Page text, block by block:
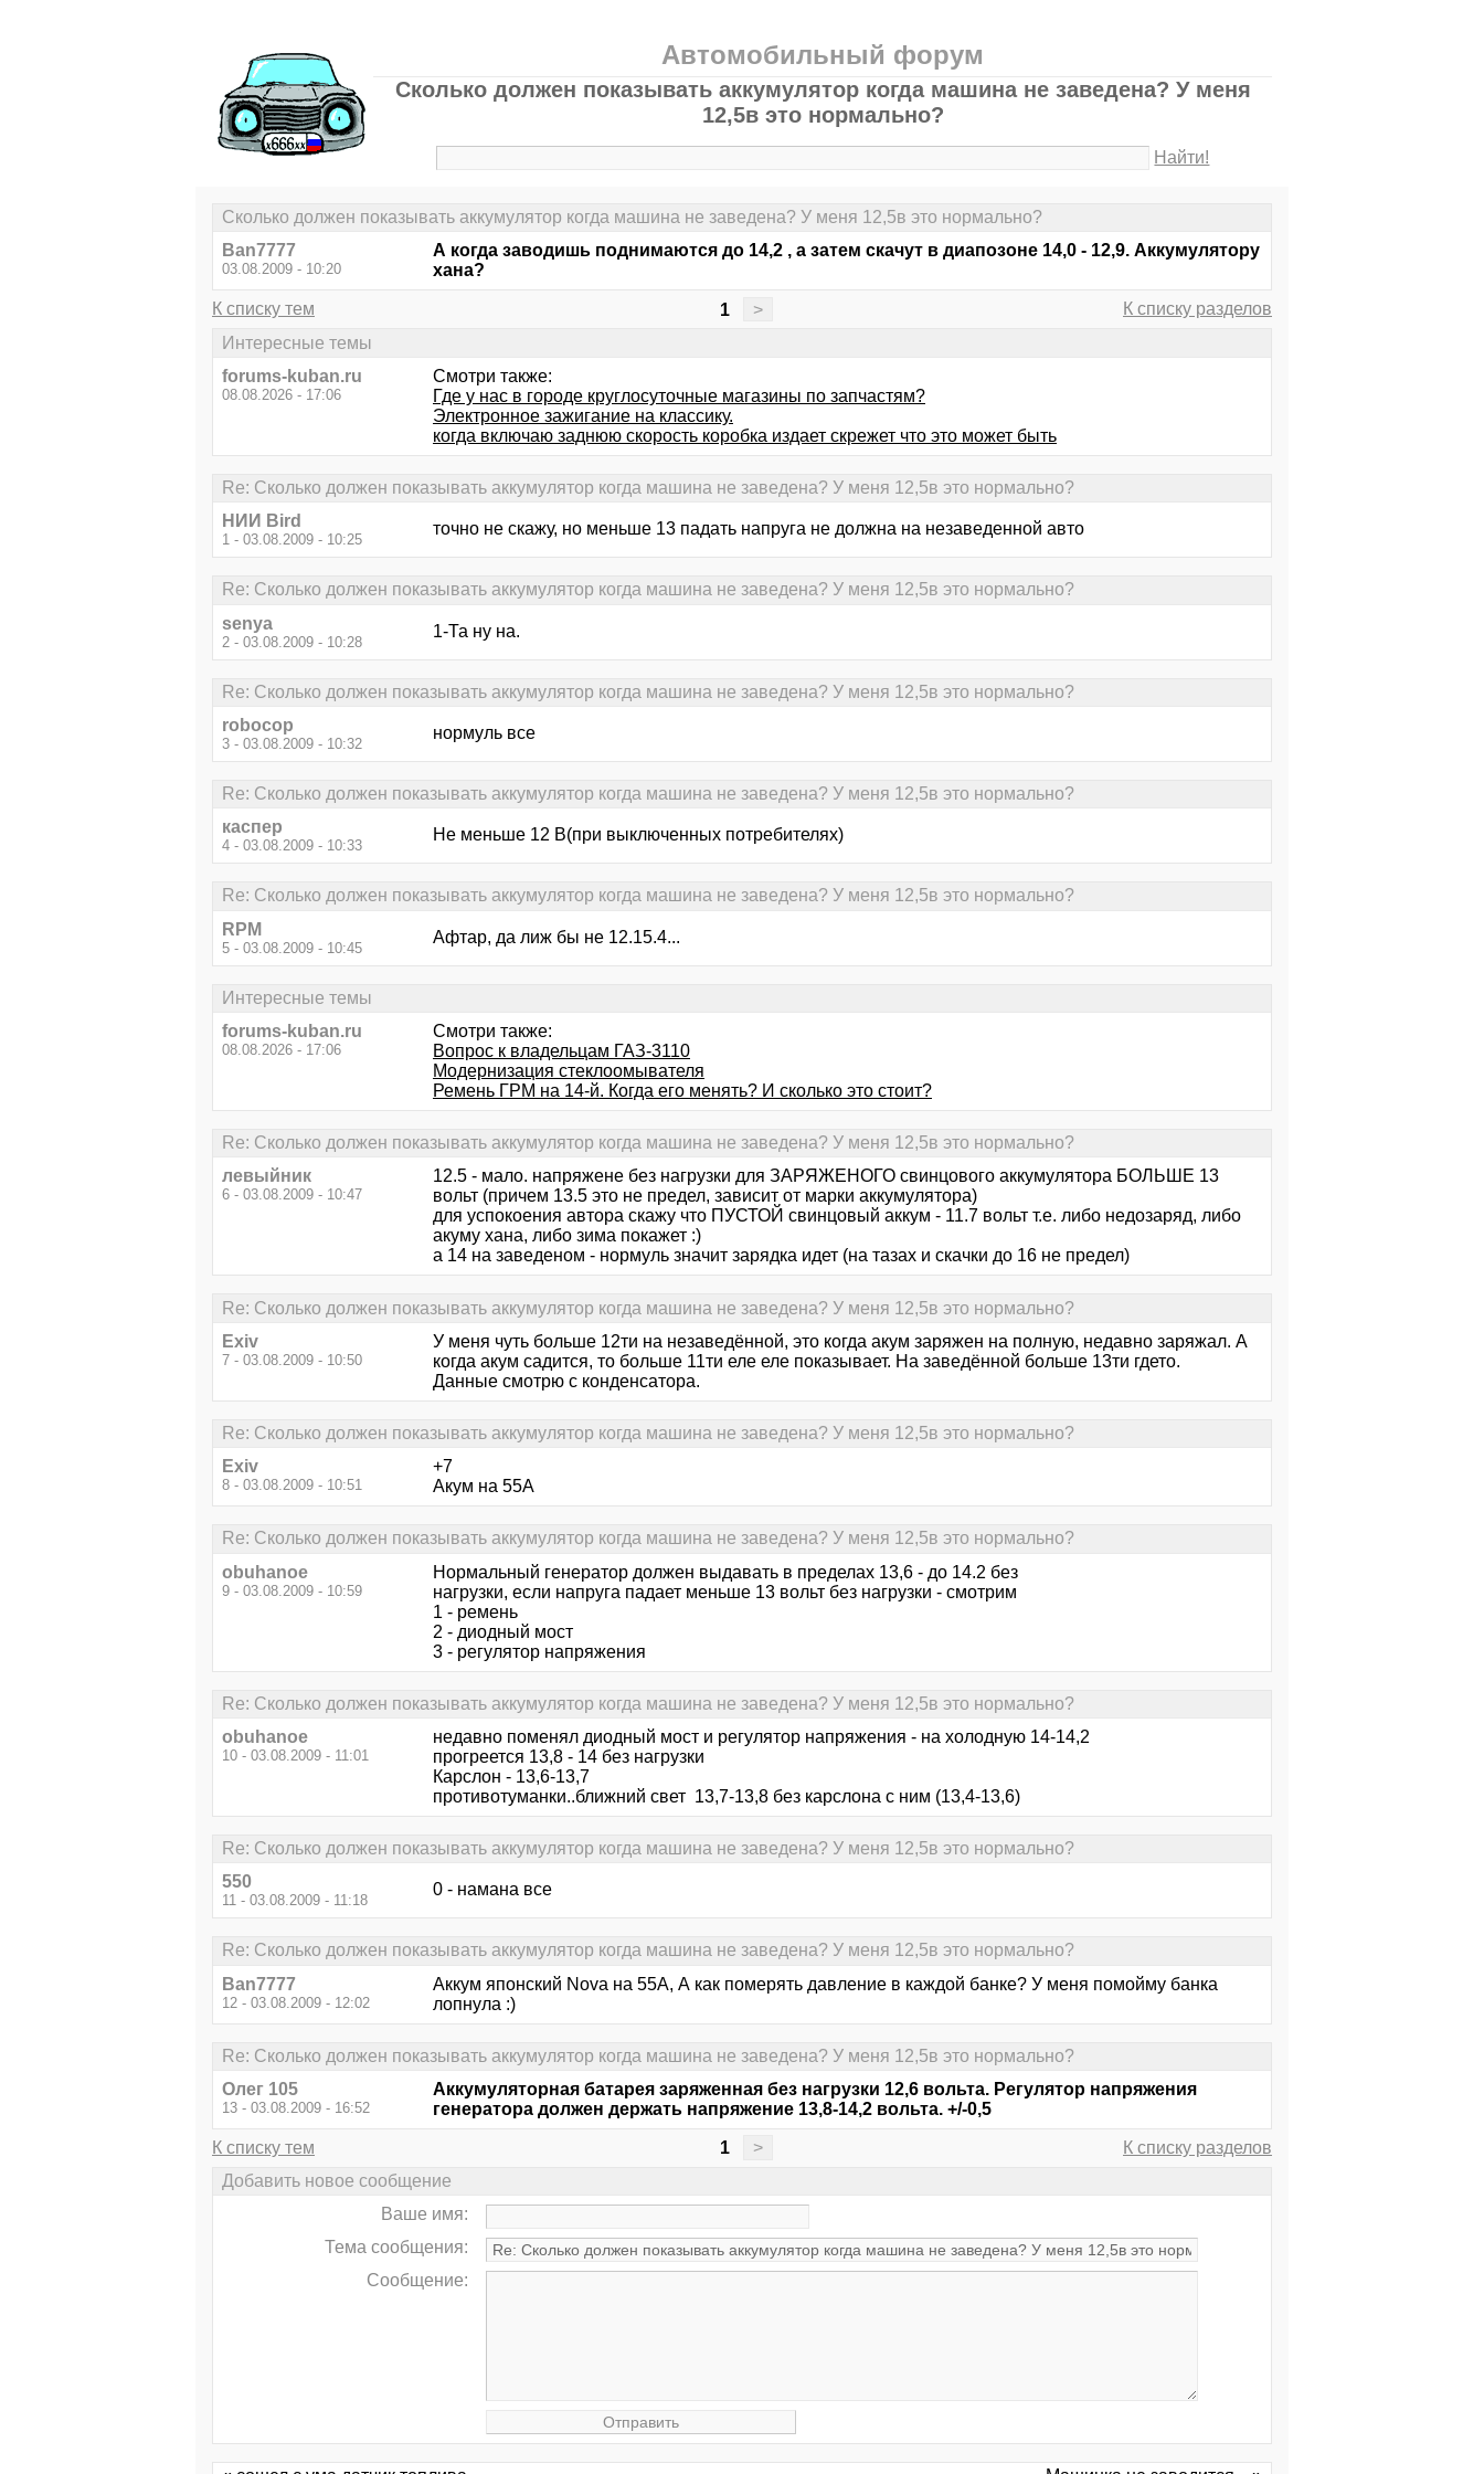
Автомобильный форум
Сколько должен показывать аккумулятор когда машина не заведена? У меня
12,5в это нормально?
Найти!
Сколько должен показывать аккумулятор когда машина не заведена? У меня 12,5в это нормально?
Ban7777
03.08.2009 - 10:20
А когда заводишь поднимаются до 14,2 , а затем скачут в диапозоне 14,0 - 12,9. Аккумулятору
хана?
К списку тем 1 >
К списку разделов
Интересные темы
forums-kuban.ru
08.08.2026 - 17:06
Смотри также:
Где у нас в городе круглосуточные магазины по запчастям?
Электронное зажигание на классику.
когда включаю заднюю скорость коробка издает скрежет что это может быть
Re: Сколько должен показывать аккумулятор когда машина не заведена? У меня 12,5в это нормально?
НИИ Bird
1 - 03.08.2009 - 10:25
точно не скажу, но меньше 13 падать напруга не должна на незаведенной авто
Re: Сколько должен показывать аккумулятор когда машина не заведена? У меня 12,5в это нормально?
senya
2 - 03.08.2009 - 10:28
1-Та ну на.
Re: Сколько должен показывать аккумулятор когда машина не заведена? У меня 12,5в это нормально?
robocop
3 - 03.08.2009 - 10:32
нормуль все
Re: Сколько должен показывать аккумулятор когда машина не заведена? У меня 12,5в это нормально?
каспер
4 - 03.08.2009 - 10:33
Не меньше 12 В(при выключенных потребителях)
Re: Сколько должен показывать аккумулятор когда машина не заведена? У меня 12,5в это нормально?
RPM
5 - 03.08.2009 - 10:45
Афтар, да лиж бы не 12.15.4...
Интересные темы
forums-kuban.ru
08.08.2026 - 17:06
Смотри также:
Вопрос к владельцам ГАЗ-3110
Модернизация стеклоомывателя
Ремень ГРМ на 14-й. Когда его менять? И сколько это стоит?
Re: Сколько должен показывать аккумулятор когда машина не заведена? У меня 12,5в это нормально?
левыйник
6 - 03.08.2009 - 10:47
12.5 - мало. напряжене без нагрузки для ЗАРЯЖЕНОГО свинцового аккумулятора БОЛЬШЕ 13
вольт (причем 13.5 это не предел, зависит от марки аккумулятора)
для успокоения автора скажу что ПУСТОЙ свинцовый аккум - 11.7 вольт т.е. либо недозаряд, либо
акуму хана, либо зима покажет :)
а 14 на заведеном - нормуль значит зарядка идет (на тазах и скачки до 16 не предел)
Re: Сколько должен показывать аккумулятор когда машина не заведена? У меня 12,5в это нормально?
Exiv
7 - 03.08.2009 - 10:50
У меня чуть больше 12ти на незаведённой, это когда акум заряжен на полную, недавно заряжал. А
когда акум садится, то больше 11ти еле еле показывает. На заведённой больше 13ти гдето.
Данные смотрю с конденсатора.
Re: Сколько должен показывать аккумулятор когда машина не заведена? У меня 12,5в это нормально?
Exiv
8 - 03.08.2009 - 10:51
+7
Акум на 55А
Re: Сколько должен показывать аккумулятор когда машина не заведена? У меня 12,5в это нормально?
obuhanoe
9 - 03.08.2009 - 10:59
Нормальный генератор должен выдавать в пределах 13,6 - до 14.2 без
нагрузки, если напруга падает меньше 13 вольт без нагрузки - смотрим
1 - ремень
2 - диодный мост
3 - регулятор напряжения
Re: Сколько должен показывать аккумулятор когда машина не заведена? У меня 12,5в это нормально?
obuhanoe
10 - 03.08.2009 - 11:01
недавно поменял диодный мост и регулятор напряжения - на холодную 14-14,2
прогреется 13,8 - 14 без нагрузки
Карслон - 13,6-13,7
противотуманки..ближний свет 13,7-13,8 без карслона с ним (13,4-13,6)
Re: Сколько должен показывать аккумулятор когда машина не заведена? У меня 12,5в это нормально?
550
11 - 03.08.2009 - 11:18
0 - намана все
Re: Сколько должен показывать аккумулятор когда машина не заведена? У меня 12,5в это нормально?
Ban7777
12 - 03.08.2009 - 12:02
Аккум японский Nova на 55А, А как померять давление в каждой банке? У меня помойму банка
лопнула :)
Re: Сколько должен показывать аккумулятор когда машина не заведена? У меня 12,5в это нормально?
Олег 105
13 - 03.08.2009 - 16:52
Аккумуляторная батарея заряженная без нагрузки 12,6 вольта. Регулятор напряжения
генератора должен держать напряжение 13,8-14,2 вольта. +/-0,5
К списку тем 1 >
К списку разделов
Добавить новое сообщение
Ваше имя:
Тема сообщения:
Сообщение: